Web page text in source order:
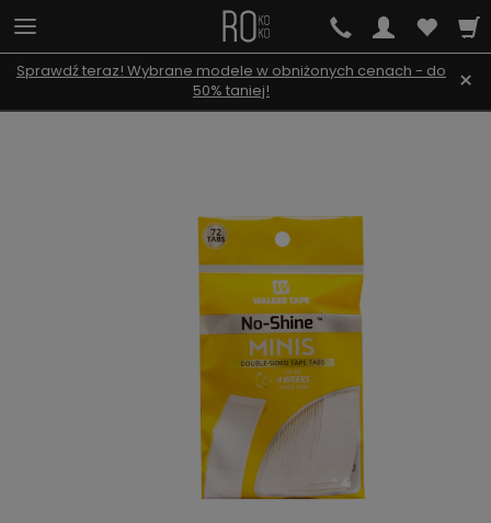
Sprawdź teraz! Wybrane modele w obniżonych cenach - do
50% taniej!
×